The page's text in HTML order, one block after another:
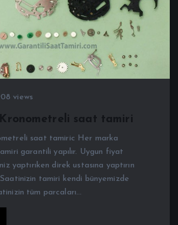
views
Kronometreli saat tamiri
saat tamiric Her marka
garantili yapılır. Uygun fiyat
yaptırıken direk ustasına yaptırın
Saatinizin tamiri kendi bünyemizde
tüm parcaları…